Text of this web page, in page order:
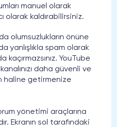
manuel olarak
olarak kaldırabilirsiniz.
olumsuzlukların önüne
yanlışlıkla spam olarak
kaçırmazsınız. YouTube
daha güvenli ve
haline getirmenize
yönetimi araçlarına
Ekranın sol tarafındaki